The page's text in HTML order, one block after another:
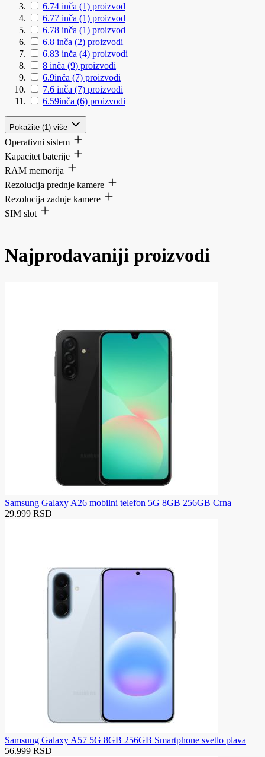
6.74 inča (1) proizvod
6.77 inča (1) proizvod
6.78 inča (1) proizvod
6.8 inča (2) proizvodi
6.83 inča (4) proizvodi
8 inča (9) proizvodi
6.9inča (7) proizvodi
7.6 inča (7) proizvodi
6.59inča (6) proizvodi
Pokažite (1) više
Operativni sistem
Kapacitet baterije
RAM memorija
Rezolucija prednje kamere
Rezolucija zadnje kamere
SIM slot
Najprodavaniji proizvodi
Samsung Galaxy A26 mobilni telefon 5G 8GB 256GB Crna
29.999 RSD
Samsung Galaxy A57 5G 8GB 256GB Smartphone svetlo plava
56.999 RSD